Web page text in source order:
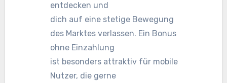
entdecken und
dich auf eine stetige Bewegung
des Marktes verlassen. Ein Bonus
ohne Einzahlung
ist besonders attraktiv für mobile
Nutzer, die gerne